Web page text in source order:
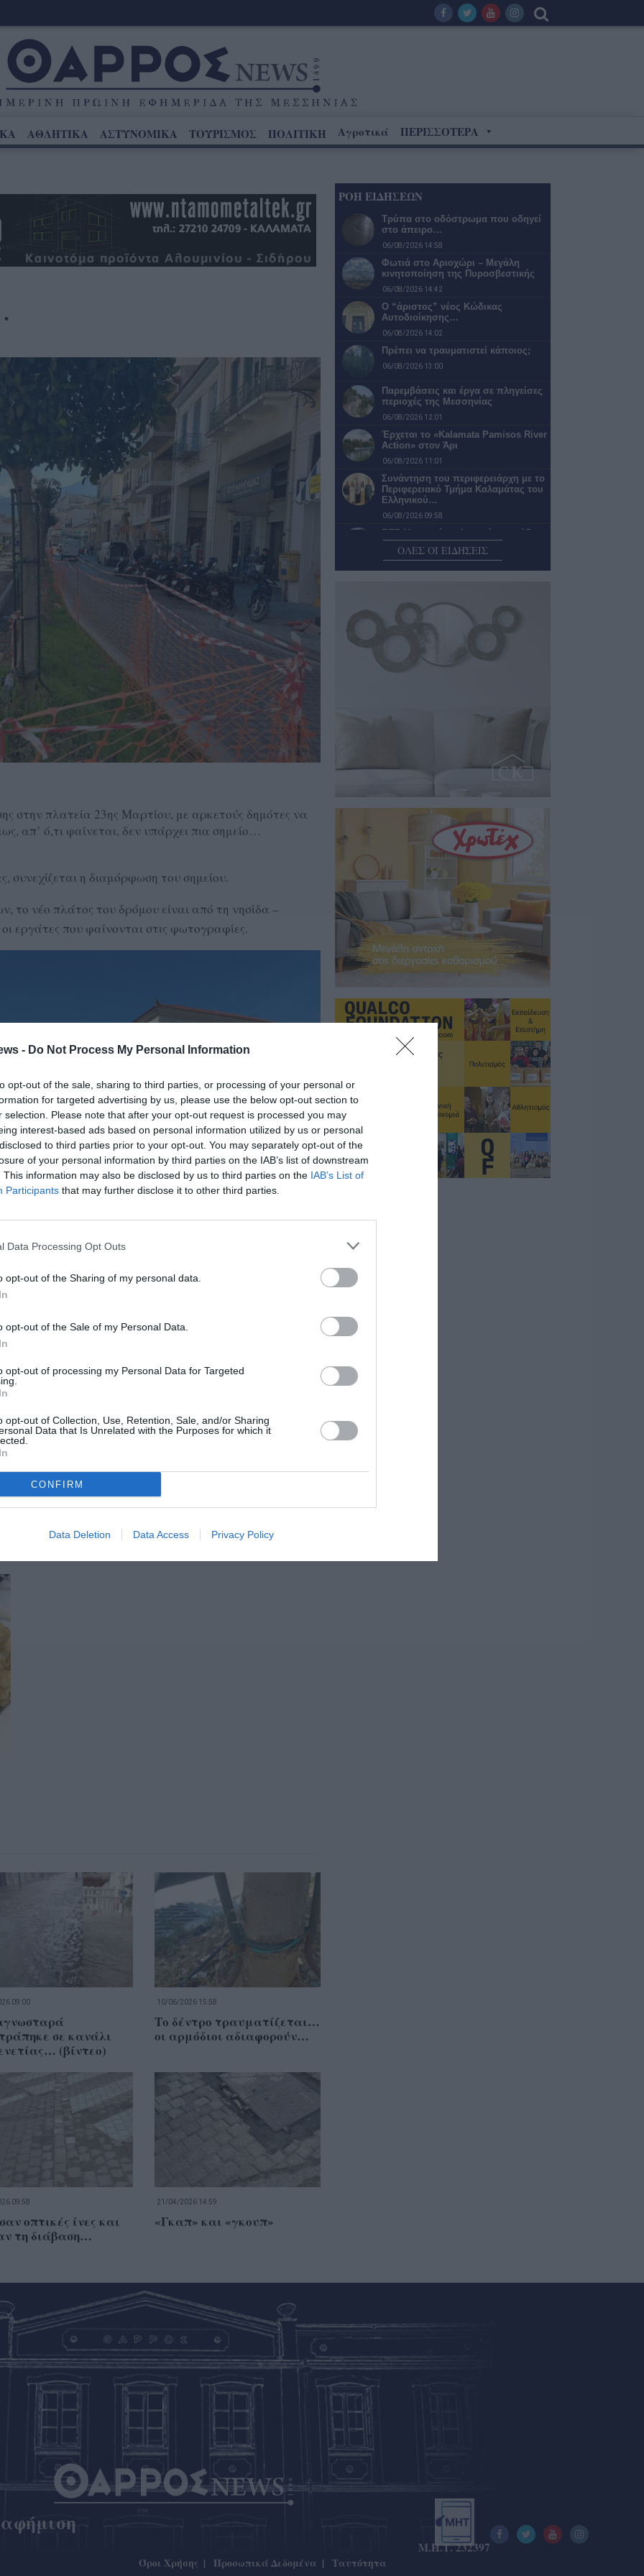
- Do Not Process My Personal Information
opt-out of the sale, sharing to third parties, or processing of your personal or
for targeted advertising by us, please use the below opt-out section to
selection. Please note that after your opt-out request is processed you may
interest-based ads based on personal information utilized by us or personal
to third parties prior to your opt-out. You may separately opt-out of the
of your personal information by third parties on the IAB’s list of downstream
This information may also be disclosed by us to third parties on the IAB’s List of
Participants that may further disclose it to other third parties.
Data Processing Opt Outs
opt-out of the Sharing of my personal data.
opt-out of the Sale of my Personal Data.
opt-out of processing my Personal Data for Targeted
opt-out of Collection, Use, Retention, Sale, and/or Sharing
Data that Is Unrelated with the Purposes for which it
CONFIRM
Data Deletion Data Access Privacy Policy
ΑΘΛΗΤΙΚΑ ΑΣΤΥΝΟΜΙΚΑ ΤΟΥΡΙΣΜΟΣ ΠΟΛΙΤΙΚΗ Αγροτικά ΠΕΡΙΣΣΟΤΕΡΑ
στην πλατεία 23ης Μαρτίου, με αρκετούς δημότες να
απ’ ό,τι φαίνεται, δεν υπάρχει πια σημείο…
συνεχίζεται η διαμόρφωση του σημείου.
το νέο πλάτος του δρόμου είναι από τη νησίδα –
εργάτες που φαίνονται στις φωτογραφίες.
ξεχάστε την για πάντα!
09:00
σε κανάλι
(βίντεο)
10/06/2026 15:58
Το δέντρο τραυματίζεται…
οι αρμόδιοι αδιαφορούν…
09:58
οπτικές ίνες και
τη διάβαση…
21/04/2026 14:59
«Γκαπ» και «γκουπ»
ΡΟΗ ΕΙΔΗΣΕΩΝ
Τρύπα στο οδόστρωμα που οδηγεί
στο άπειρο…
06/08/2026 14:58
Φωτιά στο Αριοχώρι – Μεγάλη
κινητοποίηση της Πυροσβεστικής
06/08/2026 14:42
Ο “άριστος” νέος Κώδικας
Αυτοδιοίκησης…
06/08/2026 14:02
Πρέπει να τραυματιστεί κάποιος;
06/08/2026 13:00
Παρεμβάσεις και έργα σε πληγείσες
περιοχές της Μεσσηνίας
06/08/2026 12:01
Έρχεται το «Kalamata Pamisos River
Action» στον Άρι
06/08/2026 11:01
Συνάντηση του περιφερειάρχη με το
Περιφερειακό Τμήμα Καλαμάτας του
Ελληνικού…
06/08/2026 09:58
ΕΠΣ Μεσσηνίας: Δεκαπέντε ομάδες
δήλωσαν συμμετοχή στο
πρωτάθλημα της Α’…
06/08/2026 09:10
ΟΛΕΣ ΟΙ ΕΙΔΗΣΕΙΣ
Μ.Η.Τ. 232397
Όροι Χρήσης Προσωπικά Δεδομένα Ταυτότητα